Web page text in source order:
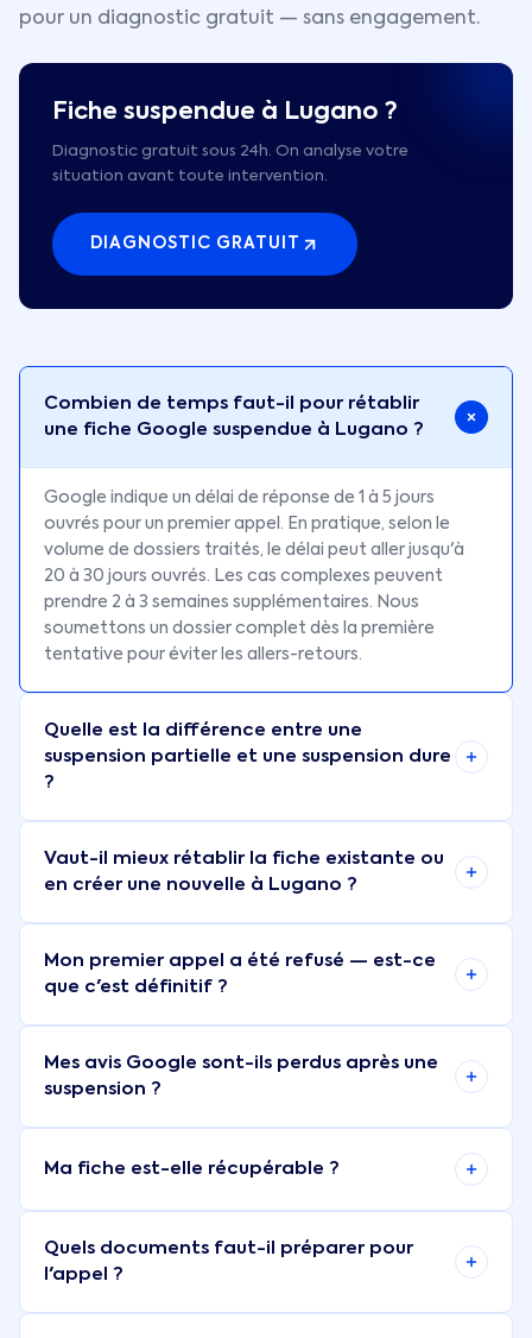
pour un diagnostic gratuit — sans engagement.
Fiche suspendue à Lugano ?
Diagnostic gratuit sous 24h. On analyse votre
situation avant toute intervention.
DIAGNOSTIC GRATUIT
Combien de temps faut-il pour rétablir
une fiche Google suspendue à Lugano ?
Google indique un délai de réponse de 1 à 5 jours
ouvrés pour un premier appel. En pratique, selon le
volume de dossiers traités, le délai peut aller jusqu'à
20 à 30 jours ouvrés. Les cas complexes peuvent
prendre 2 à 3 semaines supplémentaires. Nous
soumettons un dossier complet dès la première
tentative pour éviter les allers-retours.
Quelle est la différence entre une
suspension partielle et une suspension dure
?
Vaut-il mieux rétablir la fiche existante ou
en créer une nouvelle à Lugano ?
Mon premier appel a été refusé — est-ce
que c'est définitif ?
Mes avis Google sont-ils perdus après une
suspension ?
Ma fiche est-elle récupérable ?
Quels documents faut-il préparer pour
l'appel ?